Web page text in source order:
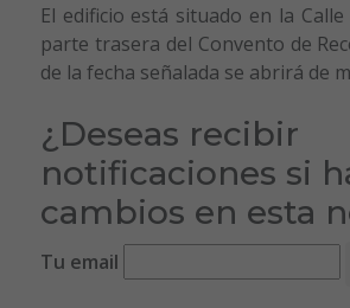
El edificio está situado en la
parte trasera del Convento de
de la fecha señalada se abrirá de
¿Deseas recibir
notificaciones si
cambios en esta
Tu email